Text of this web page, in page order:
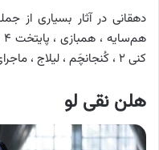
کنی ۲ ، کُنجانچَم ، لیلاج ، ماجرای نیمروز و باهر حضور داشته است.
هلن نقی لو